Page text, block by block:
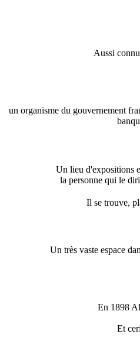
Aussi
un organisme du gouvernement
Un lieu d'expositions
la personne qui le
Il se trouve,
Un très vaste espace
En 1898
Et